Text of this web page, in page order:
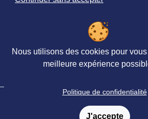
Retrouvez nous sur les réseaux sociaux
Conditions générales
Nous utilisons des cookies pour
meilleure expérience
Politique de confidentialité
J'accepte